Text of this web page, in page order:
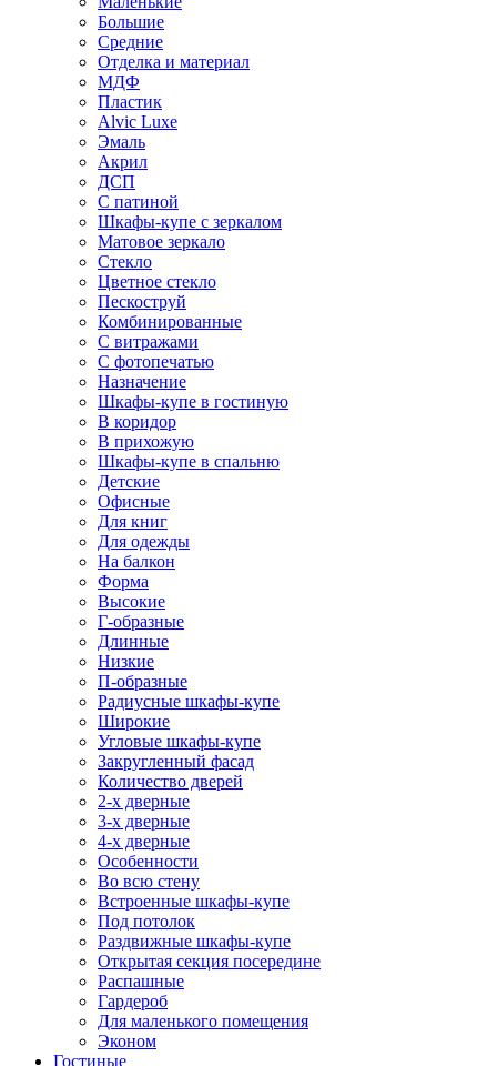
Большие
Средние
Отделка и материал
МДФ
Пластик
Alvic Luxe
Эмаль
Акрил
ДСП
С патиной
Шкафы-купе с зеркалом
Матовое зеркало
Стекло
Цветное стекло
Пескоструй
Комбинированные
С витражами
С фотопечатью
Назначение
Шкафы-купе в гостиную
В коридор
В прихожую
Шкафы-купе в спальню
Детские
Офисные
Для книг
Для одежды
На балкон
Форма
Высокие
Г-образные
Длинные
Низкие
П-образные
Радиусные шкафы-купе
Широкие
Угловые шкафы-купе
Закругленный фасад
Количество дверей
2-х дверные
3-х дверные
4-х дверные
Особенности
Во всю стену
Встроенные шкафы-купе
Под потолок
Раздвижные шкафы-купе
Открытая секция посередине
Распашные
Гардероб
Для маленького помещения
Эконом
Гостиные